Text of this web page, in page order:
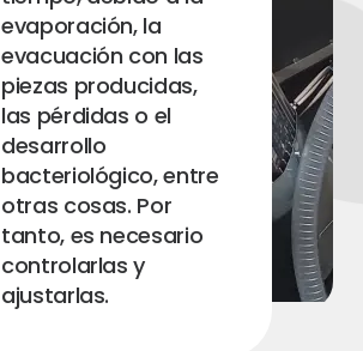
evaporación, la
evacuación con las
piezas producidas,
las pérdidas o el
desarrollo
bacteriológico, entre
otras cosas. Por
tanto, es necesario
controlarlas y
ajustarlas.